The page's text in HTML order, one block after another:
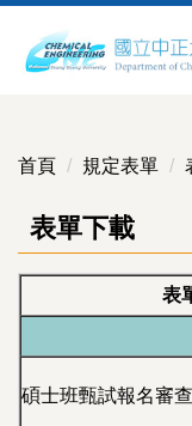
到
主
容
首頁 規定表單
表單下載
表
碩士班甄試報名審